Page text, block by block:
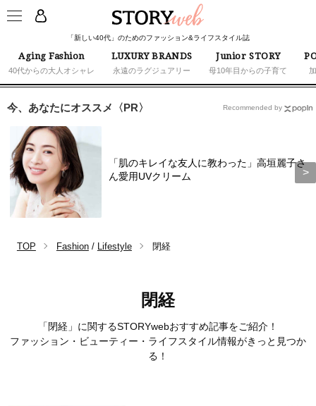
「新しい40代」のためのファッション&ライフスタイル誌
Aging Fashion
40代からの大人オシャレ
LUXURY BRANDS
永遠のラグジュアリー
Junior STORY
母10年目からの子育て
今、あなたにオススメ〈PR〉
「肌のキレイな友人に教わった」高垣麗子さ
ん愛用UVクリーム
Recommended by
TOP Fashion/ Lifestyle 閉経
閉経
「閉経」に関するSTORYwebおすすめ記事をご紹介！
ファッション・ビューティー・ライフスタイル情報がきっと見つか
る！